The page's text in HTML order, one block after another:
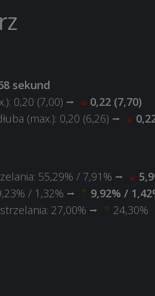
sekund
0,20 (7,00) ⭢
0,22 (7,70)
(max.): 0,20 (6,26) ⭢
55,29% / 7,91% ⭢
/ 1,32% ⭢
9,92% /
27,00% ⭢
24,30%